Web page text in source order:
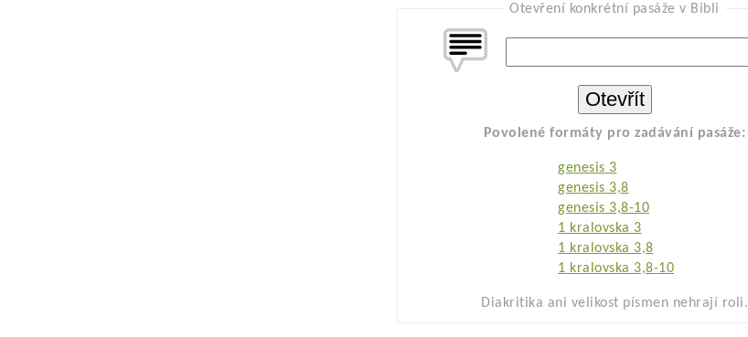
Otevření konkrétní pasáže v Bibli
Povolené formáty pro zadávání pasáže:
genesis 3
genesis 3,8
genesis 3,8-10
1 kralovska 3
1 kralovska 3,8
1 kralovska 3,8-10
Diakritika ani velikost písmen nehrají roli.